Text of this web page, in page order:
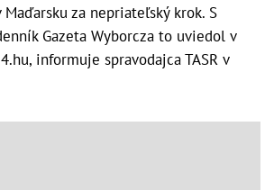
Maďarsku za nepriateľský krok. S
Gazeta Wyborcza to uviedol v
informuje spravodajca TASR v